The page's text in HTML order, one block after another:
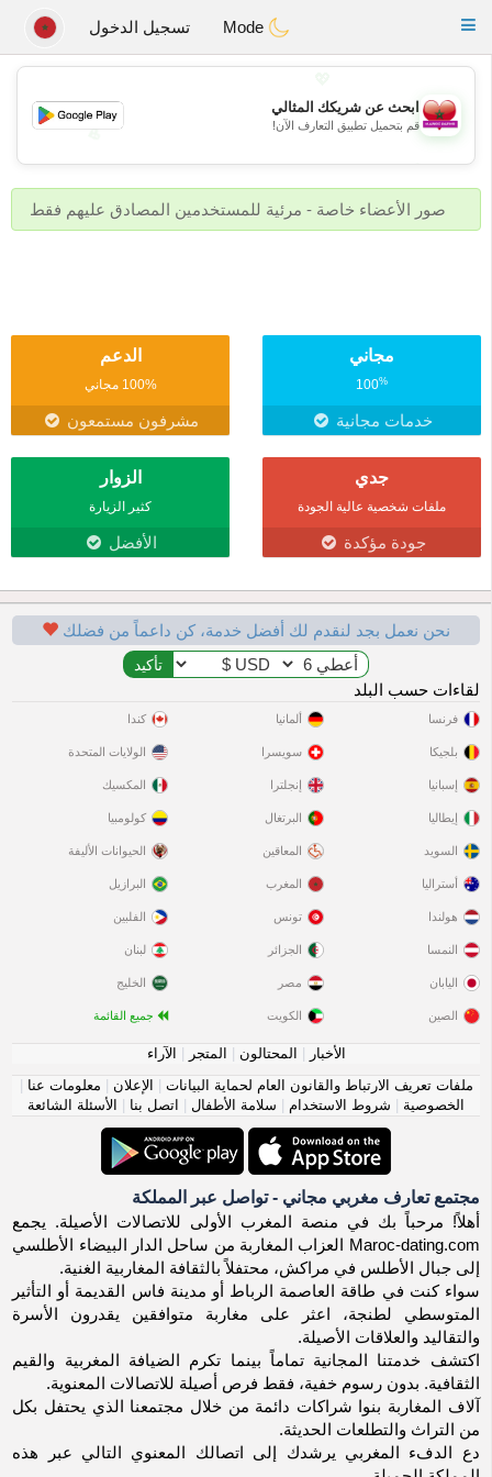
Maroc Dating
Toggle
تسجيل الدخول
💖
💕
💕
ابحث عن شريكك المثالي
قم بتحميل تطبيق التعارف الآن!
صور الأعضاء خاصة - مرئية للمستخدمين المصادق عليهم فقط
مجاني
100%
خدمات مجانية
الدعم
100% مجاني
مشرفون مستمعون
جدي
ملفات شخصية عالية الجودة
جودة مؤكدة
الزوار
كثير الزيارة
الأفضل
نحن نعمل بجد لنقدم لك أفضل خدمة، كن داعماً من فضلك
لقاءات حسب البلد
فرنسا
بلجيكا
إسبانيا
إيطاليا
السويد
ألمانيا
سويسرا
إنجلترا
البرتغال
المعاقين
كندا
الولايات المتحدة
المكسيك
كولومبيا
الحيوانات الأليفة
أستراليا
هولندا
النمسا
اليابان
الصين
المغرب
تونس
الجزائر
مصر
الكويت
البرازيل
الفلبين
لبنان
الخليج
جميع القائمة
الأخبار المحتالون المتجر
الآراء
ملفات تعريف الارتباط والقانون العام لحماية البيانات
الإعلان معلومات عنا
الخصوصية
شروط الاستخدام سلامة الأطفال اتصل بنا الأسئلة الشائعة
مجتمع تعارف مغربي مجاني - تواصل عبر المملكة
أهلاً! مرحباً بك في منصة المغرب الأولى للاتصالات الأصيلة. يجمع
Maroc-dating.com العزاب المغاربة من ساحل الدار البيضاء الأطلسي
إلى جبال الأطلس في مراكش، محتفلاً بالثقافة المغاربية الغنية.
سواء كنت في طاقة العاصمة الرباط أو مدينة فاس القديمة أو التأثير
المتوسطي لطنجة، اعثر على مغاربة متوافقين يقدرون الأسرة
والتقاليد والعلاقات الأصيلة.
اكتشف خدمتنا المجانية تماماً بينما تكرم الضيافة المغربية والقيم
الثقافية. بدون رسوم خفية، فقط فرص أصيلة للاتصالات المعنوية.
آلاف المغاربة بنوا شراكات دائمة من خلال مجتمعنا الذي يحتفل بكل
من التراث والتطلعات الحديثة.
دع الدفء المغربي يرشدك إلى اتصالك المعنوي التالي عبر هذه